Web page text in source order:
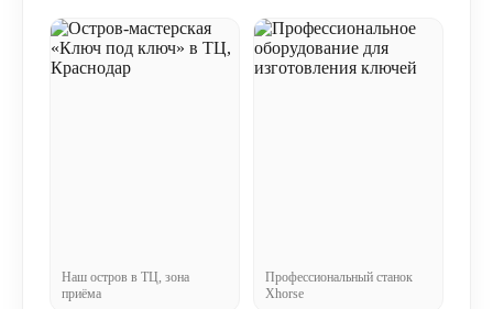
Наш остров в ТЦ, зона
приёма
Профессиональный станок
Xhorse